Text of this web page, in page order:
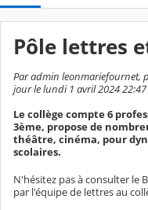
Pôle lettres
Par admin leonmariefournet,
jour le lundi 1 avril 2024 22:47
Le collège compte 6
3ème, propose de
théâtre, cinéma, pour
scolaires.
N'hésitez pas à consulter le
par l'équipe de lettres au